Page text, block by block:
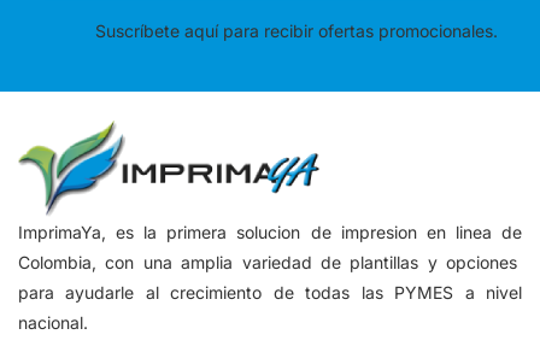
Suscríbete aquí para recibir ofertas promocionales.
ImprimaYa, es la primera solucion de impresion en linea de
Colombia, con una amplia variedad de plantillas y opciones
para ayudarle al crecimiento de todas las PYMES a nivel
nacional.